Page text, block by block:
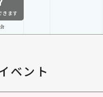
きます
ベント